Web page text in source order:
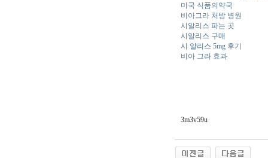
미국 식품의약국
비아그라 처방 병원
시알리스 파는 곳
시알리스 구매
시 알리스 5mg 후기
비아 그라 효과
3m3v59u